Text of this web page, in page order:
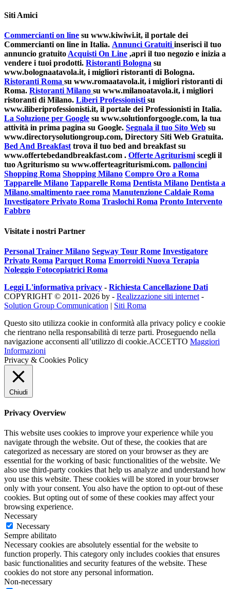
Siti Amici
Commercianti on line su www.kiwiwi.it, il portale dei
Commercianti on line in Italia. Annunci Gratuiti inserisci il tuo
annuncio gratuito Acquisti On Line ,apri il tuo negozio e inizia a
vendere i tuoi prodotti. Ristoranti Bologna su
www.bolognaatavola.it, i migliori ristoranti di Bologna.
Ristoranti Roma su www.romaatavola.it, i migliori ristoranti di
Roma. Ristoranti Milano su www.milanoatavola.it, i migliori
ristoranti di Milano. Liberi Professionisti su
www.iliberiprofessionisti.it, il portale dei Professionisti in Italia.
La Soluzione per Google su www.solutionforgoogle.com, la tua
attività in prima pagina su Google. Segnala il tuo Sito Web su
www.directorysolutiongroup.com, Directory Siti Web Gratuita.
Bed And Breakfast trova il tuo bed and breakfast su
www.offertebedandbreakfast.com . Offerte Agriturismi scegli il
tuo Agriturismo su www.offerteagriturismi.com. palloncini
Shopping Roma Shopping Milano Compro Oro a Roma
Tapparelle Milano Tapparelle Roma Dentista Milano Dentista a
Milano,smaltimento raee roma Manutenzione Caldaie Roma
Investigatore Privato Roma Traslochi Roma Pronto Intervento
Fabbro
Visitate i nostri Partner
Personal Trainer Milano Segway Tour Rome Investigatore
Privato Roma Parquet Roma Emorroidi Nuova Terapia
Noleggio Fotocopiatrici Roma
Leggi L'informativa privacy - Richiesta Cancellazione Dati
COPYRIGHT © 2011- 2026 by - Realizzazione siti internet -
Solution Group Communication | Siti Roma
Questo sito utilizza cookie in conformità alla privacy policy e cookie
che rientrano nella responsabilità di terze parti. Proseguendo nella
navigazione acconsenti all’utilizzo di cookie.ACCETTO Maggiori
Informazioni
Privacy & Cookies Policy
Chiudi
Privacy Overview
This website uses cookies to improve your experience while you
navigate through the website. Out of these, the cookies that are
categorized as necessary are stored on your browser as they are
essential for the working of basic functionalities of the website. We
also use third-party cookies that help us analyze and understand how
you use this website. These cookies will be stored in your browser
only with your consent. You also have the option to opt-out of these
cookies. But opting out of some of these cookies may affect your
browsing experience.
Necessary
Necessary
Sempre abilitato
Necessary cookies are absolutely essential for the website to
function properly. This category only includes cookies that ensures
basic functionalities and security features of the website. These
cookies do not store any personal information.
Non-necessary